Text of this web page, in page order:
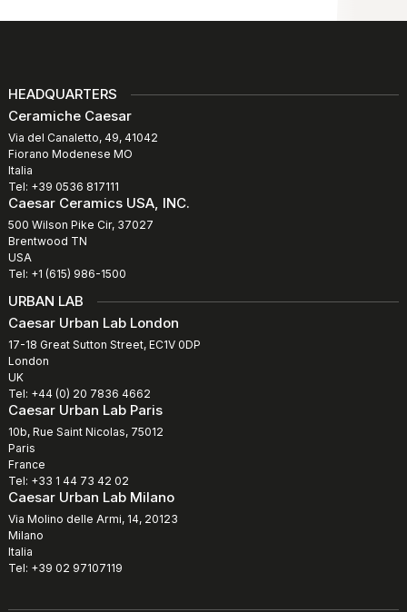
HEADQUARTERS
Ceramiche Caesar
Via del Canaletto, 49, 41042
Fiorano Modenese MO
Italia
Tel: +39 0536 817111
Caesar Ceramics USA, INC.
500 Wilson Pike Cir, 37027
Brentwood TN
USA
Tel: +1 (615) 986-1500
URBAN LAB
Caesar Urban Lab London
17-18 Great Sutton Street, EC1V 0DP
London
UK
Tel: +44 (0) 20 7836 4662
Caesar Urban Lab Paris
10b, Rue Saint Nicolas, 75012
Paris
France
Tel: +33 1 44 73 42 02
Caesar Urban Lab Milano
Via Molino delle Armi, 14, 20123
Milano
Italia
Tel: +39 02 97107119